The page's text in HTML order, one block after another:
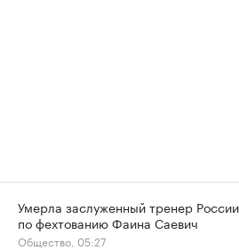
Умерла заслуженный тренер России
по фехтованию Фаина Саевич
Общество, 05:27